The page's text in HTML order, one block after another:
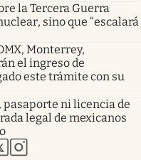
la Tercera Guerra
sino que “escalará
Monterrey,
el ingreso de
este trámite con su
pasaporte ni licencia de
legal de mexicanos
pestaña
nueva pestaña
en nueva pestaña
abre en nueva pestaña
abre en nueva pestaña